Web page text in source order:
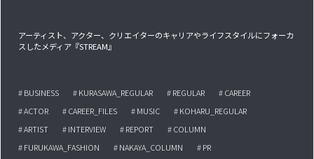
アーティスト、アクター、クリエイターのキャリアやライフスタイルにフォーカ
スしたメディア『STREAM』
# BUSINESS # KURASAWA_REGULAR # REGULAR
# CAREER
# ACTOR
# CAREER_FILES # MUSIC
# KOHARU_REGULAR
# ARTIST
# INTERVIEW # REPORT
# COLUMN
# FURUKAWA_FASHION
# NAKAYA_COLUMN
# PR